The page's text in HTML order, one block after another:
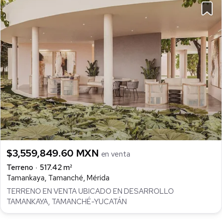
$3,559,849.60 MXN en venta
Terreno
517.42 m²
Tamankaya, Tamanché, Mérida
TERRENO EN VENTA UBICADO EN DESARROLLO
TAMANKAYA, TAMANCHÉ-YUCATÁN